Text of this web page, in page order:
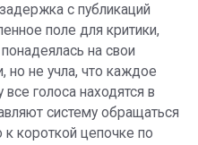
с публикаций
поле для критики,
на свои
но не учла, что каждое
голоса находятся в
систему обращаться
к короткой цепочке по